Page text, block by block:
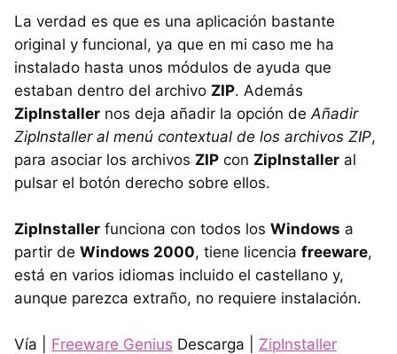
La verdad es que es una aplicación bastante
original y funcional, ya que en mi caso me ha
instalado hasta unos módulos de ayuda que
estaban dentro del archivo ZIP. Además
ZipInstaller nos deja añadir la opción deAñadir
ZipInstaller al menú contextual de los archivos ZIP,
para asociar los archivos ZIP con ZipInstaller al
pulsar el botón derecho sobre ellos.
ZipInstaller funciona con todos los Windows a
partir de Windows 2000, tiene licencia freeware,
está en varios idiomas incluido el castellano y,
aunque parezca extraño, no requiere instalación.
Vía | Freeware Genius Descarga | ZipInstaller